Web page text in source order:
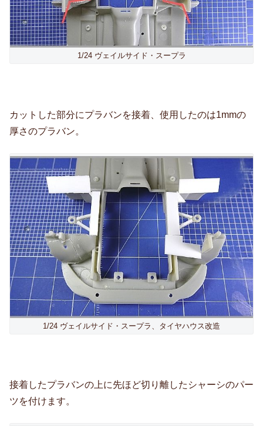
1/24 ヴェイルサイド・スープラ
カットした部分にプラバンを接着、使用したのは1mmの
厚さのプラバン。
1/24 ヴェイルサイド・スープラ、タイヤハウス改造
接着したプラバンの上に先ほど切り離したシャーシのパー
ツを付けます。